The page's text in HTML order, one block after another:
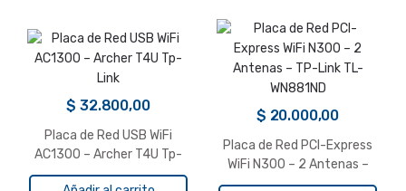
$ 32.800,00
Placa de Red USB WiFi
AC1300 – Archer T4U Tp-
Link
$ 20.000,00
Placa de Red PCI-Express
WiFi N300 – 2 Antenas –
TP-Link TL-WN881ND